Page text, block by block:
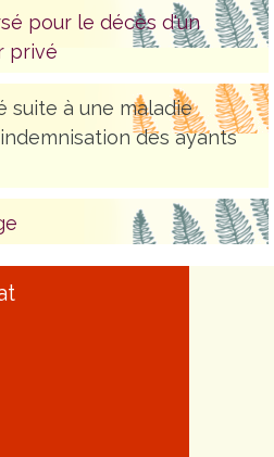
pour le décès d'un
privé
suite à une maladie
des ayants